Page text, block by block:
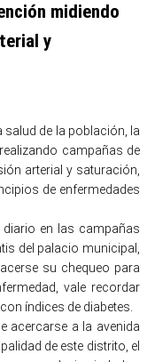
midiendo
y
salud de la población, la
campañas de
arterial y saturación,
de enfermedades
en las campañas
del palacio municipal,
su chequeo para
vale recordar
índices de diabetes.
acercarse a la avenida
de este distrito, el